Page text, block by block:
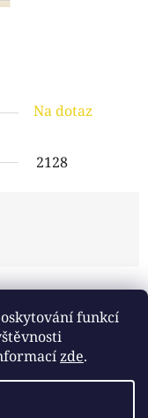
funkcí
zde.
Na dotaz
2128